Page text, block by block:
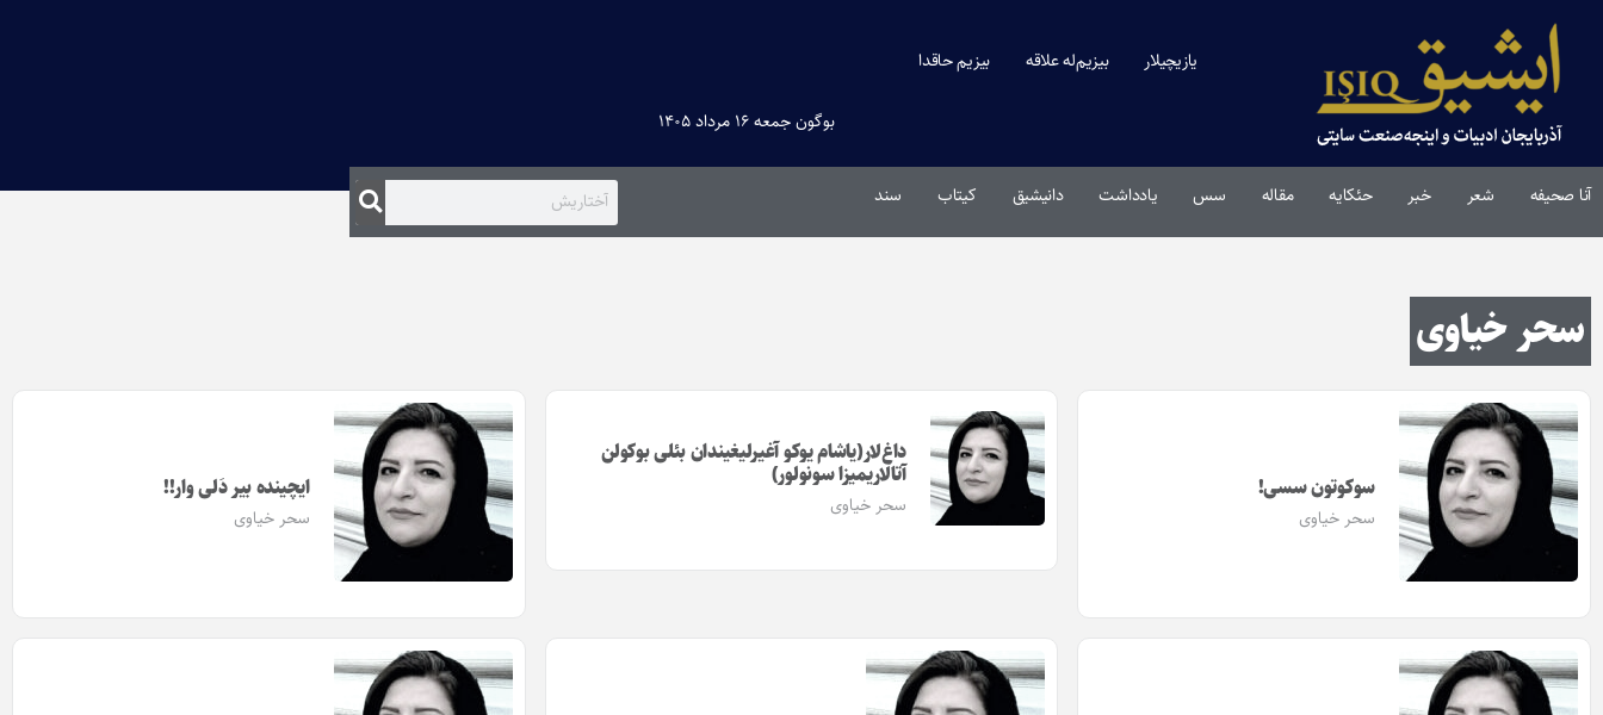
یازیچیلار بیزیم‌له علاقه بیزیم حاقدا
بوگون جمعه ۱۶ مرداد ۱۴۰۵
آنا صحیفه شعر خبر حئکایه مقاله‌ سس یادداشت دانیشیق کیتاب سند
سحر خیاوی
سوکوتون سسی!
سحر خیاوی
داغ‌لار(یاشام یوکو آغیرلیغیندان بئلی بوکولن
آتالاریمیزا سونولور)
سحر خیاوی
ایچینده بیر دَلی وار!!
سحر خیاوی